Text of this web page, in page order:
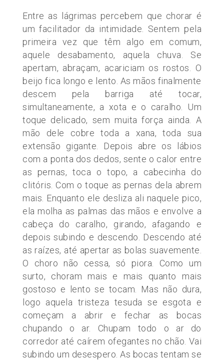
Entre as lágrimas percebem que chorar é
um facilitador da intimidade. Sentem pela
primeira vez que têm algo em comum,
aquele desabamento, aquela chuva. Se
apertam, abraçam, acariciam os rostos. O
beijo fica longo e lento. As mãos finalmente
descem pela barriga até tocar,
simultaneamente, a xota e o caralho. Um
toque delicado, sem muita força ainda. A
mão dele cobre toda a xana, toda sua
extensão gigante. Depois abre os lábios
com a ponta dos dedos, sente o calor entre
as pernas, toca o topo, a cabecinha do
clitóris. Com o toque as pernas dela abrem
mais. Enquanto ele desliza ali naquele pico,
ela molha as palmas das mãos e envolve a
cabeça do caralho, girando, afagando e
depois subindo e descendo. Descendo até
as raízes, até apertar as bolas suavemente.
O choro não cessa, só piora. Como um
surto, choram mais e mais quanto mais
gostoso e lento se tocam. Mas não dura,
logo aquela tristeza tesuda se esgota e
começam a abrir e fechar as bocas
chupando o ar. Chupam todo o ar do
corredor até caírem ofegantes no chão. Vai
subindo um desespero. As bocas tentam se